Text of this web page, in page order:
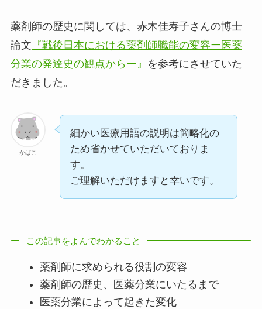
薬剤師の歴史に関しては、赤木佳寿子さんの博士
論文 『戦後日本における薬剤師職能の変容ー医薬
分業の発達史の観点からー』
を参考にさせていた
だきました。
かばこ
細かい医療用語の説明は簡略化の
ため省かせていただいておりま
す。
ご理解いただけますと幸いです。
この記事をよんでわかること
薬剤師に求められる役割の変容
薬剤師の歴史、医薬分業にいたるまで
医薬分業によって起きた変化